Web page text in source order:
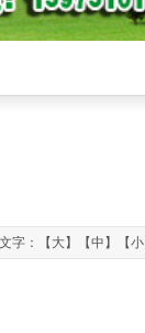
字：【 大】【中 】【小